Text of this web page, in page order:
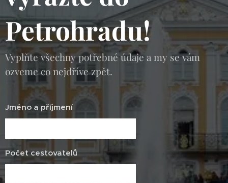
Petrohradu!
Vyplňte všechny potřebné údaje a my se vám
ozveme co nejdříve zpět.
Jméno a příjmení
Počet cestovatelů